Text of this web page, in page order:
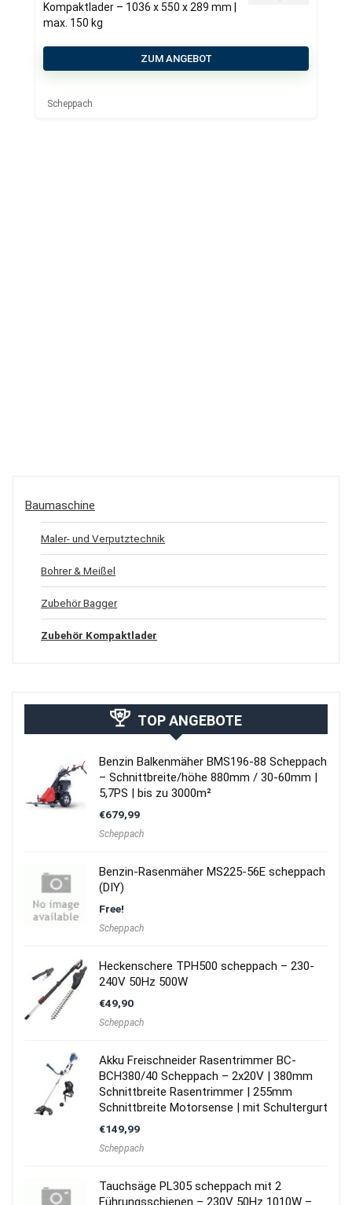
Kompaktlader – 1036 x 550 x 289 mm |
max. 150 kg
ZUM ANGEBOT
Scheppach
Baumaschine
Maler- und Verputztechnik
Bohrer & Meißel
Zubehör Bagger
Zubehör Kompaktlader
TOP ANGEBOTE
Benzin Balkenmäher BMS196-88 Scheppach
– Schnittbreite/höhe 880mm / 30-60mm |
5,7PS | bis zu 3000m²
€679,99
Scheppach
Benzin-Rasenmäher MS225-56E scheppach
(DIY)
Free!
Scheppach
Heckenschere TPH500 scheppach – 230-
240V 50Hz 500W
€49,90
Scheppach
Akku Freischneider Rasentrimmer BC-
BCH380/40 Scheppach – 2x20V | 380mm
Schnittbreite Rasentrimmer | 255mm
Schnittbreite Motorsense | mit Schultergurt
€149,99
Scheppach
Tauchsäge PL305 scheppach mit 2
Führungsschienen – 230V 50Hz 1010W –